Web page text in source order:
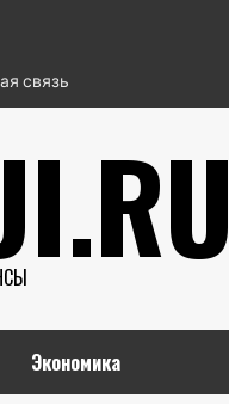
связь
Экономика